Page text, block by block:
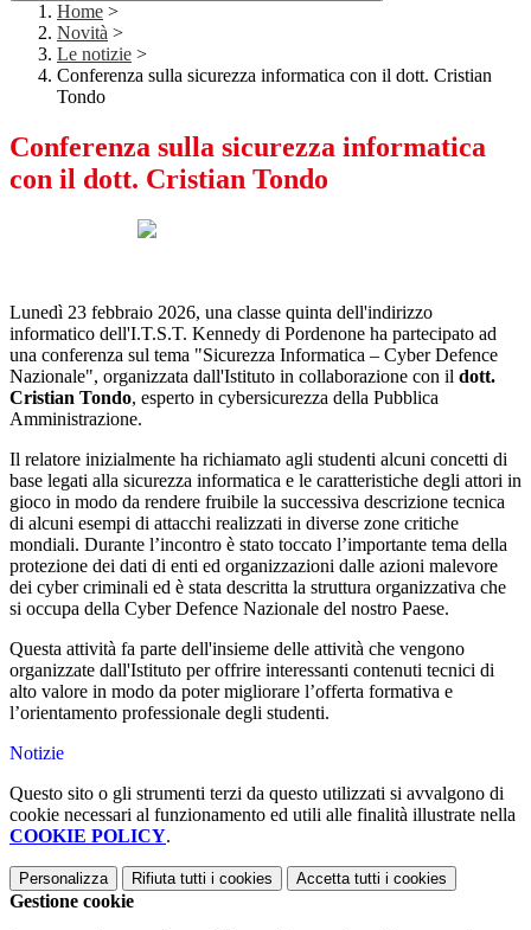
Home >
Novità >
Le notizie >
Conferenza sulla sicurezza informatica con il dott. Cristian
Tondo
Conferenza sulla sicurezza informatica
con il dott. Cristian Tondo
Lunedì 23 febbraio 2026, una classe quinta dell'indirizzo
informatico dell'I.T.S.T. Kennedy di Pordenone ha partecipato ad
una conferenza sul tema "Sicurezza Informatica – Cyber Defence
Nazionale", organizzata dall'Istituto in collaborazione con il dott.
Cristian Tondo, esperto in cybersicurezza della Pubblica
Amministrazione.
Il relatore inizialmente ha richiamato agli studenti alcuni concetti di
base legati alla sicurezza informatica e le caratteristiche degli attori in
gioco in modo da rendere fruibile la successiva descrizione tecnica
di alcuni esempi di attacchi realizzati in diverse zone critiche
mondiali. Durante l’incontro è stato toccato l’importante tema della
protezione dei dati di enti ed organizzazioni dalle azioni malevore
dei cyber criminali ed è stata descritta la struttura organizzativa che
si occupa della Cyber Defence Nazionale del nostro Paese.
Questa attività fa parte dell'insieme delle attività che vengono
organizzate dall'Istituto per offrire interessanti contenuti tecnici di
alto valore in modo da poter migliorare l’offerta formativa e
l’orientamento professionale degli studenti.
Notizie
Questo sito o gli strumenti terzi da questo utilizzati si avvalgono di
cookie necessari al funzionamento ed utili alle finalità illustrate nella
COOKIE POLICY.
Personalizza Rifiuta tutti i cookies Accetta tutti i cookies
Gestione cookie